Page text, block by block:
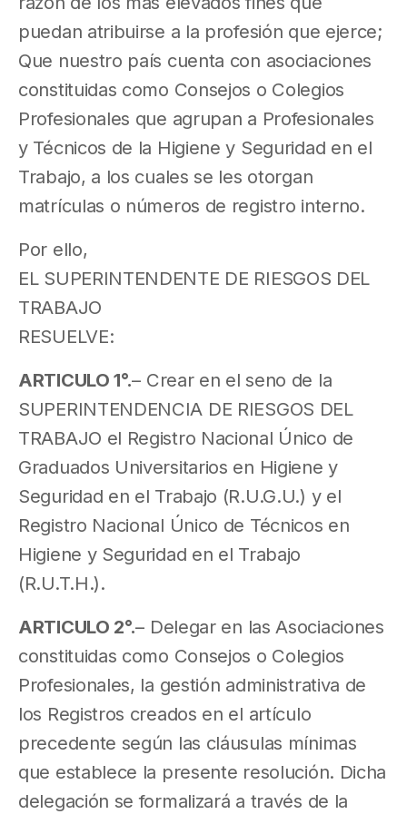
puedan atribuirse a la profesión que ejerce;
Que nuestro país cuenta con asociaciones
constituidas como Consejos o Colegios
Profesionales que agrupan a Profesionales
y Técnicos de la Higiene y Seguridad en el
Trabajo, a los cuales se les otorgan
matrículas o números de registro interno.
Por ello,
EL SUPERINTENDENTE DE RIESGOS DEL
TRABAJO
RESUELVE:
ARTICULO 1°.– Crear en el seno de la
SUPERINTENDENCIA DE RIESGOS DEL
TRABAJO el Registro Nacional Único de
Graduados Universitarios en Higiene y
Seguridad en el Trabajo (R.U.G.U.) y el
Registro Nacional Único de Técnicos en
Higiene y Seguridad en el Trabajo
(R.U.T.H.).
ARTICULO 2°.– Delegar en las Asociaciones
constituidas como Consejos o Colegios
Profesionales, la gestión administrativa de
los Registros creados en el artículo
precedente según las cláusulas mínimas
que establece la presente resolución. Dicha
delegación se formalizará a través de la